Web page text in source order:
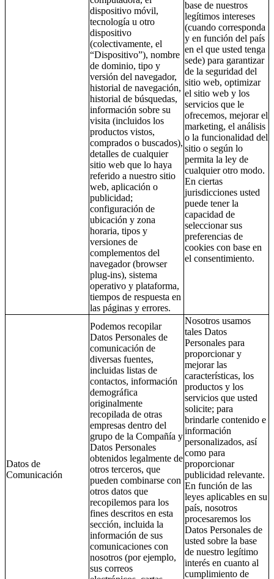
dispositivo móvil,
tecnología u otro
dispositivo
(colectivamente, el
“Dispositivo”), nombre
de dominio, tipo y
versión del navegador,
historial de navegación,
historial de búsquedas,
información sobre su
visita (incluidos los
productos vistos,
comprados o buscados),
detalles de cualquier
sitio web que lo haya
referido a nuestro sitio
web, aplicación o
publicidad;
configuración de
ubicación y zona
horaria, tipos y
versiones de
complementos del
navegador (browser
plug-ins), sistema
operativo y plataforma,
tiempos de respuesta en
las páginas y errores.
base de nuestros
legítimos intereses
(cuando corresponda
y en función del país
en el que usted tenga
sede) para garantizar
de la seguridad del
sitio web, optimizar
el sitio web y los
servicios que le
ofrecemos, mejorar el
marketing, el análisis
o la funcionalidad del
sitio o según lo
permita la ley de
cualquier otro modo.
En ciertas
jurisdicciones usted
puede tener la
capacidad de
seleccionar sus
preferencias de
cookies con base en
el consentimiento.
Datos de
Comunicación
Podemos recopilar
Datos Personales de
comunicación de
diversas fuentes,
incluidas listas de
contactos, información
demográfica
originalmente
recopilada de otras
empresas dentro del
grupo de la Compañía y
Datos Personales
obtenidos legalmente de
otros terceros, que
pueden combinarse con
otros datos que
recopilemos para los
fines descritos en esta
sección, incluida la
información de sus
comunicaciones con
nosotros (por ejemplo,
sus correos
Nosotros usamos
tales Datos
Personales para
proporcionar y
mejorar las
características, los
productos y los
servicios que usted
solicite; para
brindarle contenido e
información
personalizados, así
como para
proporcionar
publicidad relevante.
En función de las
leyes aplicables en su
país, nosotros
procesaremos los
Datos Personales de
usted sobre la base
de nuestro legítimo
interés en cuanto al
cumplimiento de